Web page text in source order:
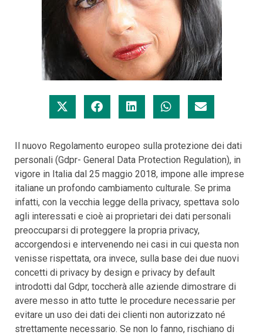
Il nuovo Regolamento europeo sulla protezione dei dati
personali (Gdpr- General Data Protection Regulation), in
vigore in Italia dal 25 maggio 2018, impone alle imprese
italiane un profondo cambiamento culturale. Se prima
infatti, con la vecchia legge della privacy, spettava solo
agli interessati e cioè ai proprietari dei dati personali
preoccuparsi di proteggere la propria privacy,
accorgendosi e intervenendo nei casi in cui questa non
venisse rispettata, ora invece, sulla base dei due nuovi
concetti di privacy by design e privacy by default
introdotti dal Gdpr, toccherà alle aziende dimostrare di
avere messo in atto tutte le procedure necessarie per
evitare un uso dei dati dei clienti non autorizzato né
strettamente necessario. Se non lo fanno, rischiano di